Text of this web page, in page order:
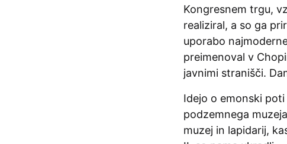
Kongresnem trgu,
realiziral, a so ga
uporabo
preimenoval v
javnimi stranišči.
Idejo o emonski
podzemnega
muzej in lapidarij,